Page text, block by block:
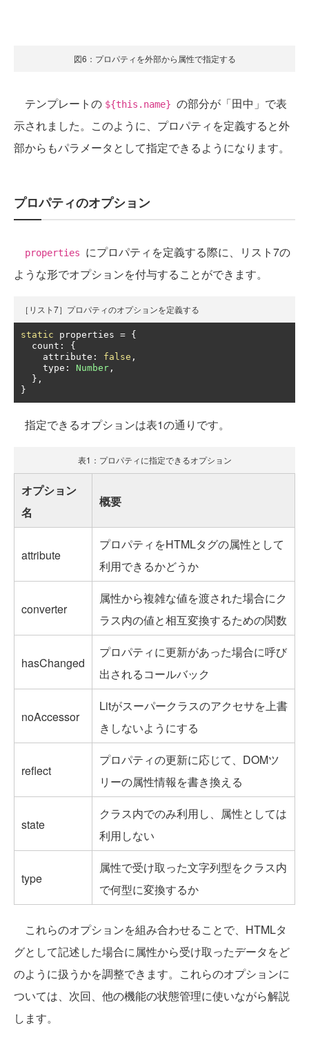
図6：プロパティを外部から属性で指定する
テンプレートの ${this.name} の部分が「田中」で表
示されました。このように、プロパティを定義すると外
部からもパラメータとして指定できるようになります。
プロパティのオプション
properties にプロパティを定義する際に、リスト7の
ような形でオプションを付与することができます。
［リスト7］プロパティのオプションを定義する
static properties = {
  count
:
{
    attribute
: false ,
    type
: Number ,
},
}
指定できるオプションは表1の通りです。
表1：プロパティに指定できるオプション
オプション
名
概要
attribute
プロパティをHTMLタグの属性として
利用できるかどうか
converter
属性から複雑な値を渡された場合にク
ラス内の値と相互変換するための関数
hasChanged
プロパティに更新があった場合に呼び
出されるコールバック
noAccessor
Litがスーパークラスのアクセサを上書
きしないようにする
reflect
プロパティの更新に応じて、DOMツ
リーの属性情報を書き換える
state
クラス内でのみ利用し、属性としては
利用しない
type
属性で受け取った文字列型をクラス内
で何型に変換するか
これらのオプションを組み合わせることで、HTMLタ
グとして記述した場合に属性から受け取ったデータをど
のように扱うかを調整できます。これらのオプションに
ついては、次回、他の機能の状態管理に使いながら解説
します。